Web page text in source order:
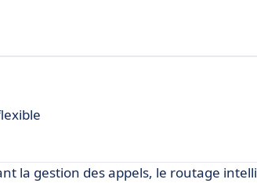
la gestion des appels, le routage